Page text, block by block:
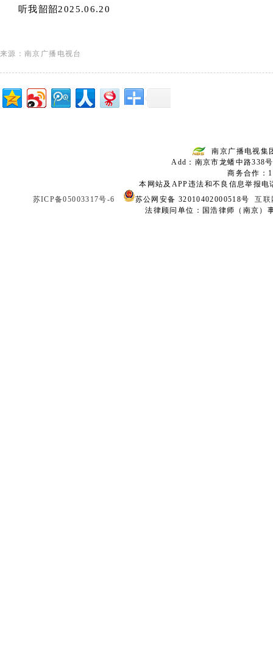
听我韶韶2025.06.20
来源：南京广播电视台
南京广播电视集
Add：南京市龙蟠中路
商务合作：
本网站及APP违法和不良信息举报
苏ICP备05003317号-6
苏公网安备 32010402000518号互联
法律顾问单位：国浩律师（南京）